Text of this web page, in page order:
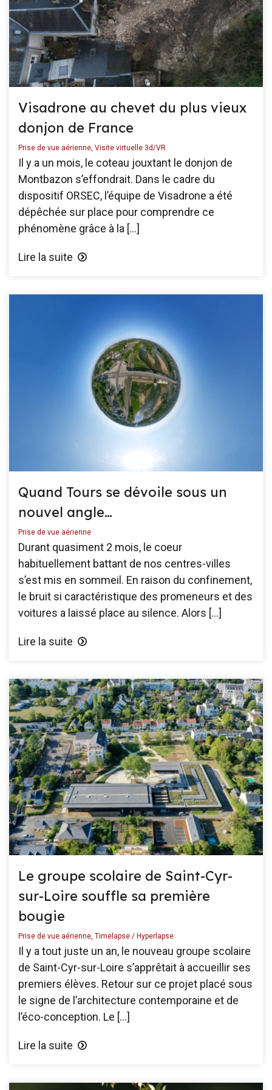
Visadrone au chevet du plus vieux
donjon de France
Prise de vue aérienne, Visite virtuelle 3d/VR
Il y a un mois, le coteau jouxtant le donjon de
Montbazon s’effondrait. Dans le cadre du
dispositif ORSEC, l’équipe de Visadrone a été
dépêchée sur place pour comprendre ce
phénomène grâce à la […]
Lire la suite
Quand Tours se dévoile sous un
nouvel angle…
Prise de vue aérienne
Durant quasiment 2 mois, le coeur
habituellement battant de nos centres-villes
s’est mis en sommeil. En raison du confinement,
le bruit si caractéristique des promeneurs et des
voitures a laissé place au silence. Alors […]
Lire la suite
Le groupe scolaire de Saint-Cyr-
sur-Loire souffle sa première
bougie
Prise de vue aérienne, Timelapse / Hyperlapse
Il y a tout juste un an, le nouveau groupe scolaire
de Saint-Cyr-sur-Loire s’apprêtait à accueillir ses
premiers élèves. Retour sur ce projet placé sous
le signe de l’architecture contemporaine et de
l’éco-conception. Le […]
Lire la suite